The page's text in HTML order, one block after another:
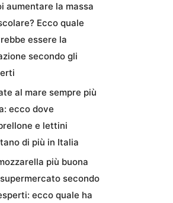
aumentare la massa
Ecco quale
essere la
secondo gli
al mare sempre più
ecco dove
e lettini
di più in Italia
più buona
secondo
ecco quale ha